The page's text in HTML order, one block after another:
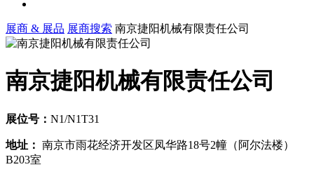
展商 & 展品 展商搜索 南京捷阳机械有限责任公司
南京捷阳机械有限责任公司
展位号： N1/N1T31
地址： 南京市雨花经济开发区凤华路18号2幢（阿尔法楼）
B203室